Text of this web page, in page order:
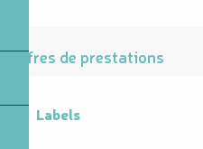
Offres de prestations
Labels
Labels